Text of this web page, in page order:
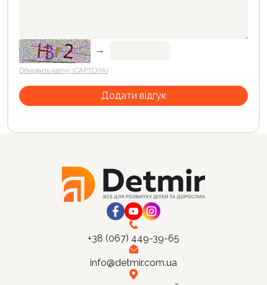
→
Обновить капчу (CAPTCHA)
+38 (067) 449-39-65
info@detmir.com.ua